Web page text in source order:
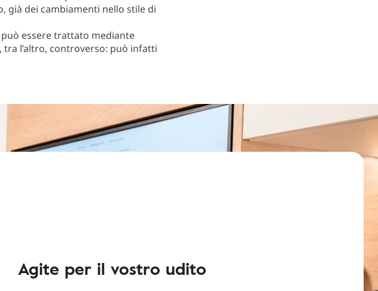
già dei cambiamenti nello stile di
essere trattato mediante
tra l’altro, controverso: può infatti
Agite per il vostro udito